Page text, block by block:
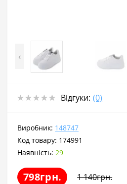
‹
Відгуки: (0)
Виробник: 148747
Код товару: 174991
Наявність: 29
798грн. 1 140грн.